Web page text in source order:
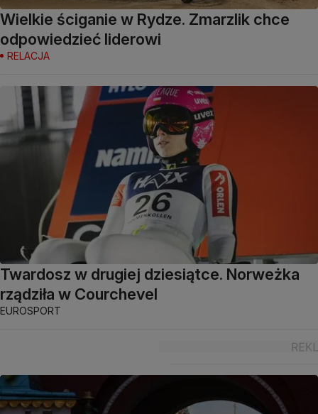
Wielkie ściganie w Rydze. Zmarzlik chce
odpowiedzieć liderowi
RELACJA
Twardosz w drugiej dziesiątce. Norweżka
rządziła w Courchevel
EUROSPORT